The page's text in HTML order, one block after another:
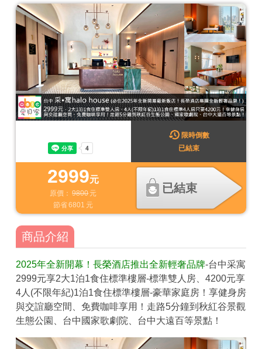
討論區
聯絡我們
APP下載
2999元
原價： 9800元
節省6801 元
已結束
限時倒數
已結束
商品介紹
2025年全新開幕！長榮酒店推出全新輕奢品牌-台中采寓
2999元享2大1泊1食住標準樓層-標準雙人房、4200元享
4人(不限年紀)1泊1食住標準樓層-豪華家庭房！享健身房
與交誼廳空間、免費咖啡享用！走路5分鐘到秋紅谷景觀
生態公園、台中國家歌劇院、台中大遠百等景點！